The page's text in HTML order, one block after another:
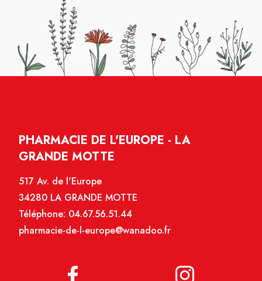
PHARMACIE DE L'EUROPE - LA
GRANDE MOTTE
517 Av. de l'Europe
34280 LA GRANDE MOTTE
Téléphone: 04.67.56.51.44
pharmacie-de-l-europe@wanadoo.fr